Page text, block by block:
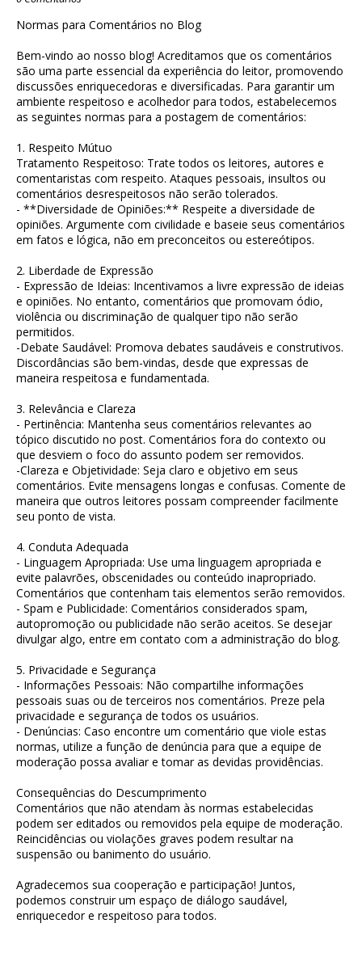
Normas para Comentários no Blog
Bem-vindo ao nosso blog! Acreditamos que os comentários
são uma parte essencial da experiência do leitor, promovendo
discussões enriquecedoras e diversificadas. Para garantir um
ambiente respeitoso e acolhedor para todos, estabelecemos
as seguintes normas para a postagem de comentários:
1. Respeito Mútuo
Tratamento Respeitoso: Trate todos os leitores, autores e
comentaristas com respeito. Ataques pessoais, insultos ou
comentários desrespeitosos não serão tolerados.
- **Diversidade de Opiniões:** Respeite a diversidade de
opiniões. Argumente com civilidade e baseie seus comentários
em fatos e lógica, não em preconceitos ou estereótipos.
2. Liberdade de Expressão
- Expressão de Ideias: Incentivamos a livre expressão de ideias
e opiniões. No entanto, comentários que promovam ódio,
violência ou discriminação de qualquer tipo não serão
permitidos.
-Debate Saudável: Promova debates saudáveis e construtivos.
Discordâncias são bem-vindas, desde que expressas de
maneira respeitosa e fundamentada.
3. Relevância e Clareza
- Pertinência: Mantenha seus comentários relevantes ao
tópico discutido no post. Comentários fora do contexto ou
que desviem o foco do assunto podem ser removidos.
-Clareza e Objetividade: Seja claro e objetivo em seus
comentários. Evite mensagens longas e confusas. Comente de
maneira que outros leitores possam compreender facilmente
seu ponto de vista.
4. Conduta Adequada
- Linguagem Apropriada: Use uma linguagem apropriada e
evite palavrões, obscenidades ou conteúdo inapropriado.
Comentários que contenham tais elementos serão removidos.
- Spam e Publicidade: Comentários considerados spam,
autopromoção ou publicidade não serão aceitos. Se desejar
divulgar algo, entre em contato com a administração do blog.
5. Privacidade e Segurança
- Informações Pessoais: Não compartilhe informações
pessoais suas ou de terceiros nos comentários. Preze pela
privacidade e segurança de todos os usuários.
- Denúncias: Caso encontre um comentário que viole estas
normas, utilize a função de denúncia para que a equipe de
moderação possa avaliar e tomar as devidas providências.
Consequências do Descumprimento
Comentários que não atendam às normas estabelecidas
podem ser editados ou removidos pela equipe de moderação.
Reincidências ou violações graves podem resultar na
suspensão ou banimento do usuário.
Agradecemos sua cooperação e participação! Juntos,
podemos construir um espaço de diálogo saudável,
enriquecedor e respeitoso para todos.